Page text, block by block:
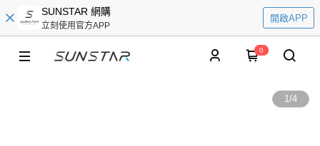
SUNSTAR 網購
立刻使用官方APP
開啟APP
0
1/4